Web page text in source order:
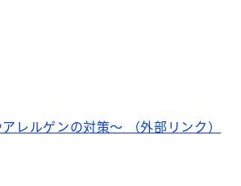
レルゲンの対策～ （外部リンク）